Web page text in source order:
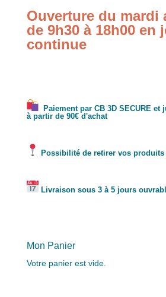
Ouverture du mardi
de 9h30 à 18h00 en
continue
Paiement par CB 3D SECURE et
à partir de 90€ d'achat
Possibilité de retirer vos produits
Livraison sous 3 à 5 jours
Mon Panier
Votre panier est vide.